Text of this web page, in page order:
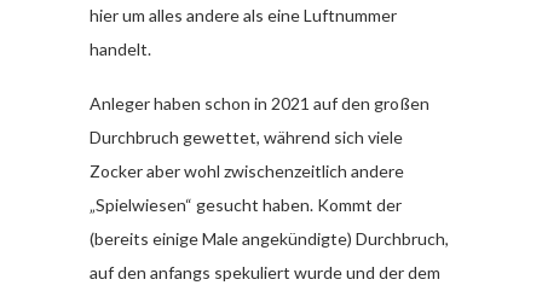
hier um alles andere als eine Luftnummer
handelt.
Anleger haben schon in 2021 auf den großen
Durchbruch gewettet, während sich viele
Zocker aber wohl zwischenzeitlich andere
„Spielwiesen“ gesucht haben. Kommt der
(bereits einige Male angekündigte) Durchbruch,
auf den anfangs spekuliert wurde und der dem